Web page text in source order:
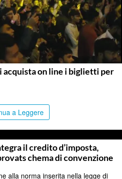
acquista on line i biglietti per
a Leggere
il credito d’imposta,
chema di convenzione
alla norma inserita nella legge di